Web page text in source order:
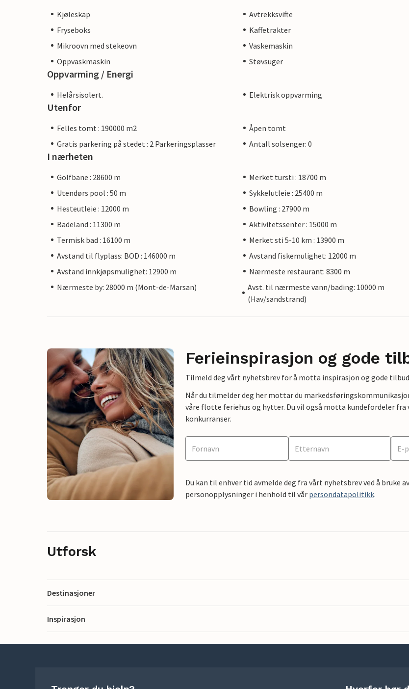
Kjøleskap
Avtrekksvifte
Fryseboks
Kaffetrakter
Mikroovn med stekeovn
Vaskemaskin
Oppvaskmaskin
Støvsuger
Oppvarming / Energi
Helårsisolert. Elektrisk oppvarming
Utenfor
Felles tomt : 190000 m2
Åpen tomt
Gratis parkering på stedet : 2 Parkeringsplasser
Antall solsenger: 0
I nærheten
Golfbane : 28600 m
Merket tursti : 18700 m
Utendørs pool : 50 m
Sykkelutleie : 25400 m
Hesteutleie : 12000 m
Bowling : 27900 m
Badeland : 11300 m
Aktivitetssenter : 15000 m
Termisk bad : 16100 m
Merket sti 5-10 km : 13900 m
Avstand til flyplass: BOD : 146000 m
Avstand fiskemulighet: 12000 m
Avstand innkjøpsmulighet: 12900 m
Nærmeste restaurant: 8300 m
Nærmeste by: 28000 m (Mont-de-Marsan)
Avst. til nærmeste vann/bading: 10000 m
(Hav/sandstrand)
Ferieinspirasjon og gode
Tilmeld deg vårt nyhetsbrev for å motta inspirasjon og gode
Når du tilmelder deg her mottar du
våre flotte feriehus og hytter. Du vil også motta kundefordeler
konkurranser.
Du kan til enhver tid avmelde deg fra vårt nyhetsbrev ved å bruke
personopplysninger i henhold til vår persondatapolitikk.
Utforsk
Destinasjoner
Inspirasjon